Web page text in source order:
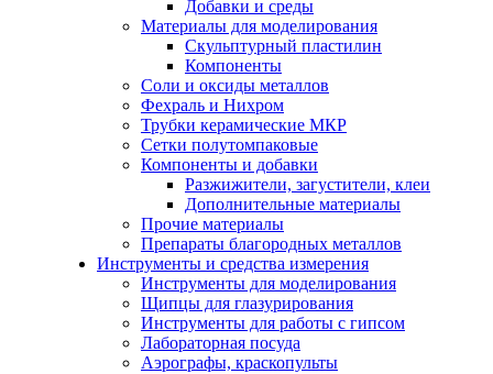
Добавки и среды
Материалы для моделирования
Скульптурный пластилин
Компоненты
Соли и оксиды металлов
Фехраль и Нихром
Трубки керамические МКР
Сетки полутомпаковые
Компоненты и добавки
Разжижители, загустители, клеи
Дополнительные материалы
Прочие материалы
Препараты благородных металлов
Инструменты и средства измерения
Инструменты для моделирования
Щипцы для глазурирования
Инструменты для работы с гипсом
Лабораторная посуда
Аэрографы, краскопульты